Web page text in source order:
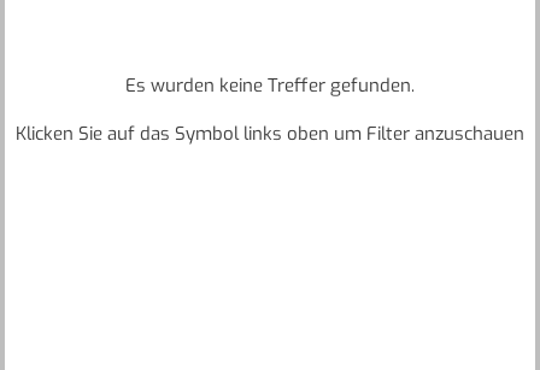
Es wurden keine Treffer gefunden.
Klicken Sie auf das Symbol links oben um Filter anzuschauen